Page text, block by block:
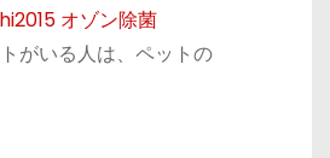
オゾン除菌
がいる人は、ペットの